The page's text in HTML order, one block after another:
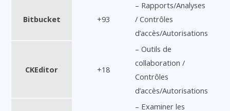
Bitbucket +93
– Rapports/Analyses
/ Contrôles
d’accès/Autorisations
CKEditor +18
– Outils de
collaboration /
Contrôles
d’accès/Autorisations
– Examiner les